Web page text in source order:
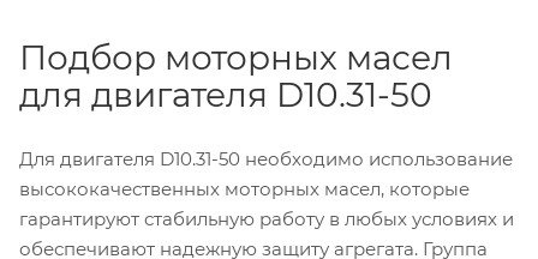
Подбор моторных масел
для двигателя D10.31-50
Для двигателя D10.31-50 необходимо использование
высококачественных моторных масел, которые
гарантируют стабильную работу в любых условиях и
обеспечивают надежную защиту агрегата. Группа